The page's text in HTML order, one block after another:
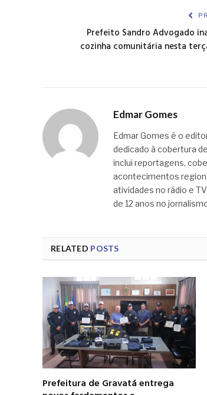
Prefeito Sandro Advogado
cozinha comunitária nesta
Edmar Gomes
Edmar Gomes é o
dedicado à cobertura
inclui reportagens,
acontecimentos
atividades no rádio e
de 12 anos no
RELATED POSTS
Prefeitura de Gravatá entrega